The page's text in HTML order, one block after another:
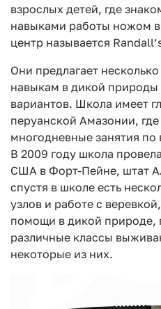
взрослых детей, где
навыками работы ножом
центр называется
Они предлагает
навыкам в дикой
вариантов. Школа имеет
перуанской Амазонии,
многодневные занятия
В 2009 году школа
США в Форт-Пейне, штат
спустя в школе есть
узлов и работе с
помощи в дикой природе,
различные классы
некоторые из них.